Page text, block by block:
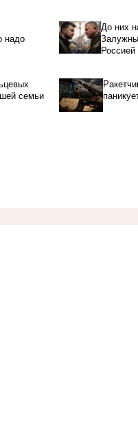
надо
До них
Россией
семьи